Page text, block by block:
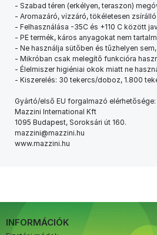
- Szabad téren (erkélyen, teraszon)
- Aromazáró, vízzáró, tökéletesen zsírálló
- Felhasználása -35C és +110 C között
- PE termék, káros anyagokat nem
- Ne használja sütőben és tűzhelyen sem,
- Mikróban csak melegítő funkcióra
- Élelmiszer higiéniai okok miatt ne
- Kiszerelés: 30 tekercs/doboz, 1.800
Gyártó/első EU forgalmazó elérhetősége:
Mazzini International Kft
1095 Budapest, Soroksári út 160.
mazzini@mazzini.hu
www.mazzini.hu
INFORMÁCIÓK